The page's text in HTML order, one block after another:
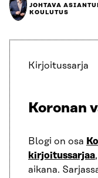
JOHTAVA
KOULUTUS
Kirjoitussarja
Koronan
Blogi on osa
kirjoitussarjaa
aikana.